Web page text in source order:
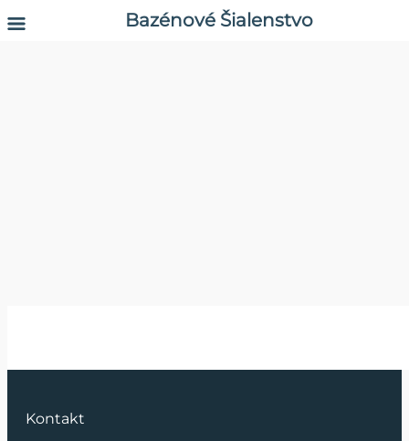
Kontakt
Bazénové Šialenstvo